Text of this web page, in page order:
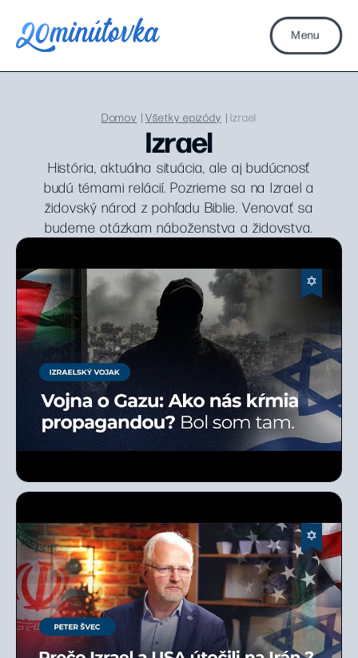
Menu
Domov Všetky epizódy Izrael
Izrael
História, aktuálna situácia, ale aj budúcnosť
budú témami relácií. Pozrieme sa na Izrael a
židovský národ z pohľadu Biblie. Venovať sa
budeme otázkam náboženstva a židovstva.